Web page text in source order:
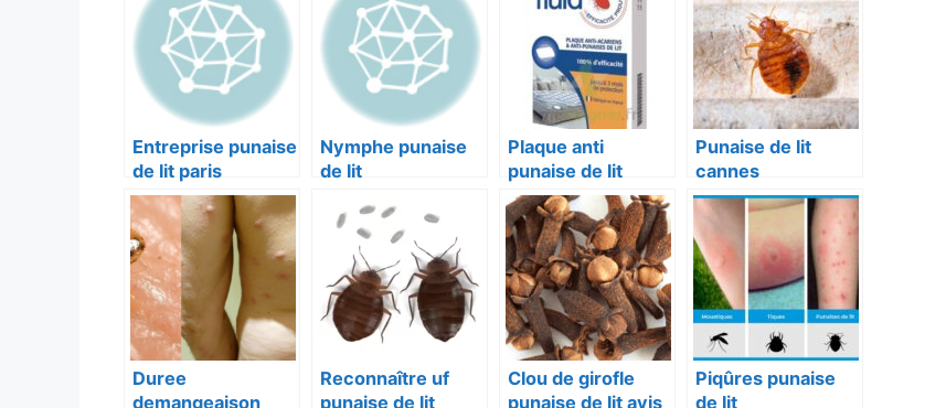
Entreprise punaise
de lit paris
Nymphe punaise
de lit
Plaque anti
punaise de lit
Punaise de lit
cannes
Duree
demangeaison
Reconnaître uf
punaise de lit
Clou de girofle
punaise de lit avis
Piqûres punaise
de lit